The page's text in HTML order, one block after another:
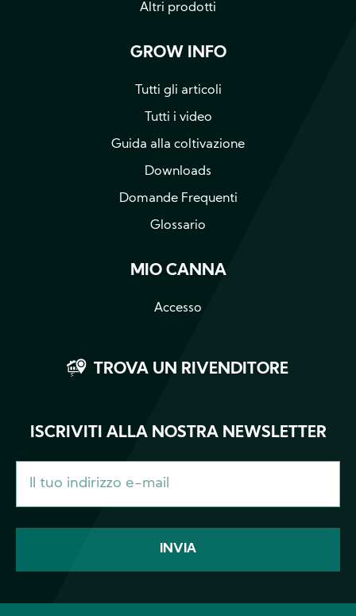
Altri prodotti
GROW INFO
Tutti gli articoli
Tutti i video
Guida alla coltivazione
Downloads
Domande Frequenti
Glossario
MIO CANNA
Accesso
TROVA UN RIVENDITORE
ISCRIVITI ALLA NOSTRA NEWSLETTER